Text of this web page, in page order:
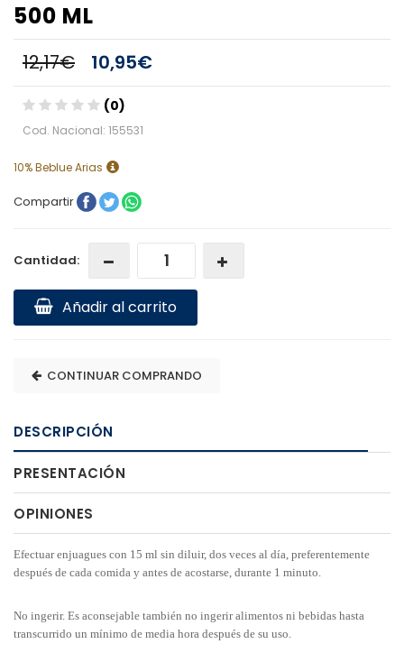
500 ML
12,17€ 10,95€
(0)
Cod. Nacional: 155531
10% Beblue Arias
Compartir
Cantidad:
Añadir al carrito
CONTINUAR COMPRANDO
DESCRIPCIÓN
PRESENTACIÓN
OPINIONES
Efectuar enjuagues con 15 ml sin diluir, dos veces al día, preferentemente
después de cada comida y antes de acostarse, durante 1 minuto.
No ingerir. Es aconsejable también no ingerir alimentos ni bebidas hasta
transcurrido un mínimo de media hora después de su uso.